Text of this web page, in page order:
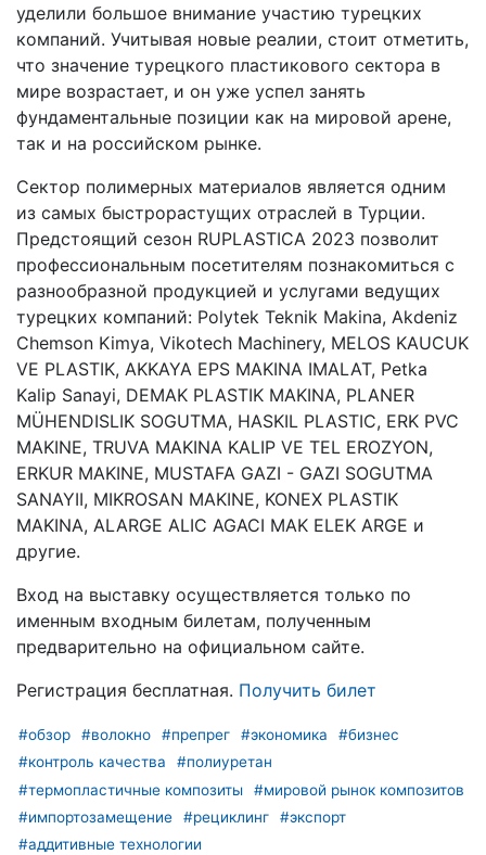
уделили большое внимание участию турецких
компаний. Учитывая новые реалии, стоит отметить,
что значение турецкого пластикового сектора в
мире возрастает, и он уже успел занять
фундаментальные позиции как на мировой арене,
так и на российском рынке.
Сектор полимерных материалов является одним
из самых быстрорастущих отраслей в Турции.
Предстоящий сезон RUPLASTICA 2023 позволит
профессиональным посетителям познакомиться с
разнообразной продукцией и услугами ведущих
турецких компаний: Polytek Teknik Makina, Akdeniz
Chemson Kimya, Vikotech Machinery, MELOS KAUCUK
VE PLASTIK, AKKAYA EPS MAKINA IMALAT, Petka
Kalip Sanayi, DEMAK PLASTIK MAKINA, PLANER
MÜHENDISLIK SOGUTMA, HASKIL PLASTIC, ERK PVC
MAKINE, TRUVA MAKINA KALIP VE TEL EROZYON,
ERKUR MAKINE, MUSTAFA GAZI - GAZI SOGUTMA
SANAYII, MIKROSAN MAKINE, KONEX PLASTIK
MAKINA, ALARGE ALIC AGACI MAK ELEK ARGE и
другие.
Вход на выставку осуществляется только по
именным входным билетам, полученным
предварительно на официальном сайте.
Регистрация бесплатная. Получить билет
#обзор #волокно #препрег #экономика
#бизнес
#контроль качества
#полиуретан
#термопластичные композиты
#мировой рынок композитов
#импортозамещение
#рециклинг
#экспорт
#аддитивные технологии